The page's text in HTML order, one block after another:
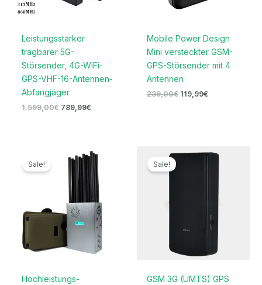
Leistungsstarker
tragbarer 5G-
Störsender, 4G-WiFi-
GPS-VHF-16-Antennen-
Abfangjäger
1.599,00€ 789,99€
Mobile Power Design
Mini versteckter GSM-
GPS-Störsender mit 4
Antennen
239,00€ 119,99€
Sale!
Hochleistungs-
Ursprünglicher
Preis
war:
1.399,00€
Aktueller
Preis
ist:
699,99€.
Sale!
GSM 3G (UMTS) GPS